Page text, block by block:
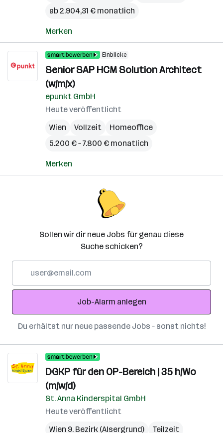
ab 2.904,31 € monatlich
Merken
Einblicke
Senior SAP HCM Solution Architect
(w/m/x)
epunkt GmbH
Heute veröffentlicht
Wien
Vollzeit
Homeoffice
5.200 € – 7.800 € monatlich
Merken
Sollen wir dir neue Jobs für genau diese
Suche schicken?
Adresse
Job-Alarm anlegen
Du erhältst nur neue passende Jobs – sonst nichts!
DGKP für den OP-Bereich | 35 h/Wo
(m/w/d)
St. Anna Kinderspital GmbH
Heute veröffentlicht
Wien 9. Bezirk (Alsergrund)
Teilzeit